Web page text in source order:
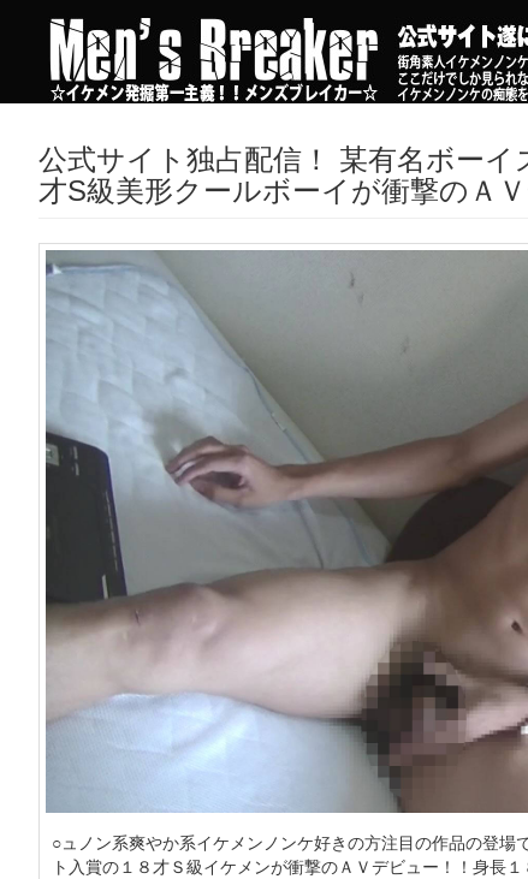
公式サイト独占配信！ 某有名ボー
才S級美形クールボーイが衝撃のＡ
○ュノン系爽やか系イケメンノンケ好きの方注目の作品の登
ト入賞の１８才Ｓ級イケメンが衝撃のＡＶデビュー！！身長